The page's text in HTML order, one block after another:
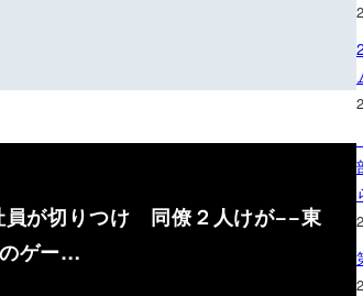
員が切りつけ 同僚２人けが−−東
ゲー…